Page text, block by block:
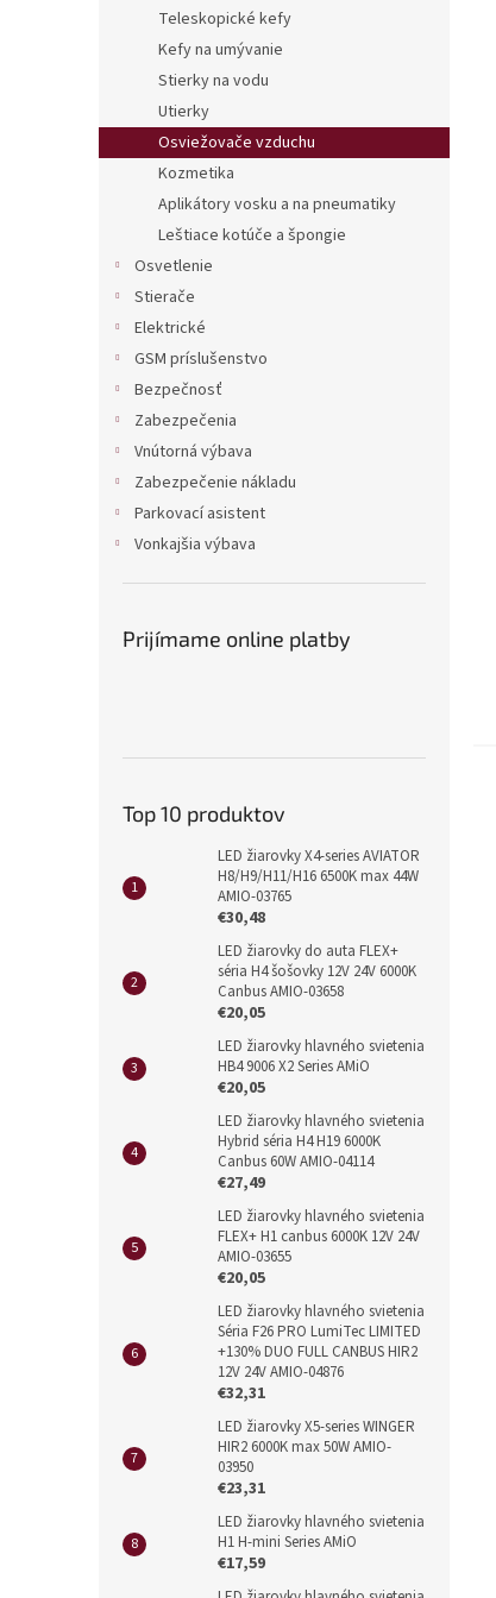
Teleskopické kefy
Kefy na umývanie
Stierky na vodu
Utierky
Osviežovače vzduchu
Kozmetika
Aplikátory vosku a na pneumatiky
Leštiace kotúče a špongie
Osvetlenie
Stierače
Elektrické
GSM príslušenstvo
Bezpečnosť
Zabezpečenia
Vnútorná výbava
Zabezpečenie nákladu
Parkovací asistent
Vonkajšia výbava
Prijímame online platby
Top 10 produktov
LED žiarovky X4-series AVIATOR
H8/H9/H11/H16 6500K max 44W
AMIO-03765
€30,48
LED žiarovky do auta FLEX+
séria H4 šošovky 12V 24V 6000K
Canbus AMIO-03658
€20,05
LED žiarovky hlavného svietenia
HB4 9006 X2 Series AMiO
€20,05
LED žiarovky hlavného svietenia
Hybrid séria H4 H19 6000K
Canbus 60W AMIO-04114
€27,49
LED žiarovky hlavného svietenia
FLEX+ H1 canbus 6000K 12V 24V
AMIO-03655
€20,05
LED žiarovky hlavného svietenia
Séria F26 PRO LumiTec LIMITED
+130% DUO FULL CANBUS HIR2
12V 24V AMIO-04876
€32,31
LED žiarovky X5-series WINGER
HIR2 6000K max 50W AMIO-
03950
€23,31
LED žiarovky hlavného svietenia
H1 H-mini Series AMiO
€17,59